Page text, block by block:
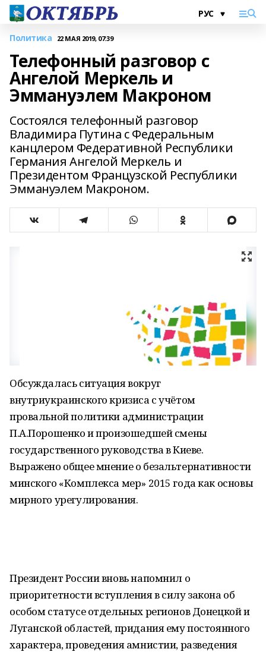
Политика 22 МАЯ 2019, 07:39
Телефонный разговор с
Ангелой Меркель и
Эммануэлем Макроном
Состоялся телефонный разговор
Владимира Путина с Федеральным
канцлером Федеративной Республики
Германия Ангелой Меркель и
Президентом Французской Республики
Эммануэлем Макроном.
Обсуждалась ситуация вокруг
внутриукраинского кризиса с учётом
провальной политики администрации
П.А.Порошенко и произошедшей смены
государственного руководства в Киеве.
Выражено общее мнение о безальтернативности
минского «Комплекса мер» 2015 года как основы
мирного урегулирования.
Президент России вновь напомнил о
приоритетности вступления в силу закона об
особом статусе отдельных регионов Донецкой и
Луганской областей, придания ему постоянного
характера, проведения амнистии, разведения